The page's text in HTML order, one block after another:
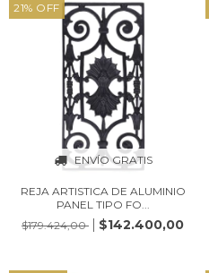
21% OFF
ENVÍO GRATIS
REJA ARTISTICA DE ALUMINIO
PANEL TIPO FO...
$179.424,00
$142.400,00